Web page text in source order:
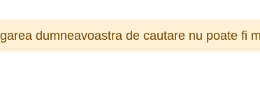
dumneavoastra de cautare nu poate fi